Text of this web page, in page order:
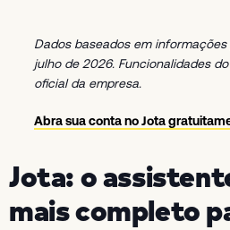
Dados baseados em
julho de 2026. Funcionalidades
oficial da empresa.
Abra sua conta no Jota
Jota: o
mais completo